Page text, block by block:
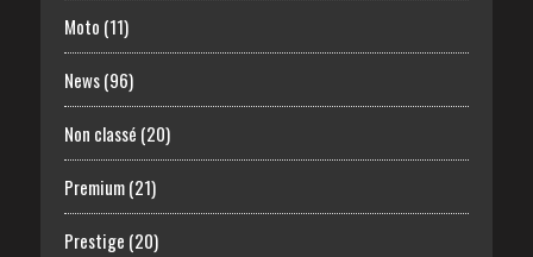
Moto (11)
News(96)
Non classé (20)
Premium(21)
Prestige (20)